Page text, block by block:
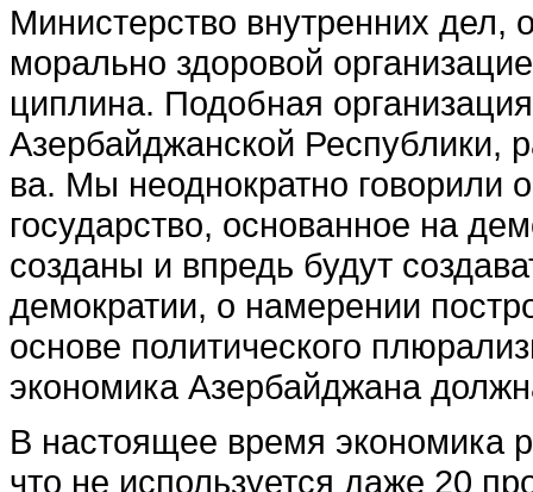
Министерство внутренних
морально здоровой
циплина. Подобная
Азербайджан­ской Республики,
ва. Мы неоднократно гово­рили
государство, основанное на
созданы и впредь будут
демократии, о намерении
основе полити­ческого
экономика Азербайджана
В настоящее время эконо­мика
что не ис­пользуется даже 20